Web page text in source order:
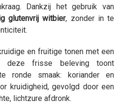
Dankzij het gebruik van
glutenvrij witbier, zonder in te
en fruitige tonen met een
deze frisse beleving toont
ronde smaak: koriander en
kruidigheid, gevolgd door een
lichtzure afdronk.